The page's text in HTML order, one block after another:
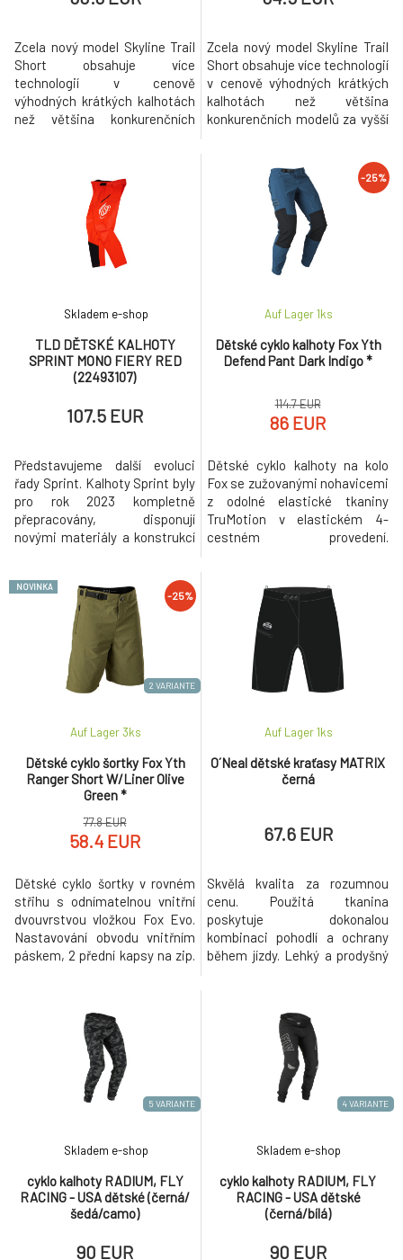
Zcela nový model Skyline Trail
Short obsahuje více
technologií v cenově
výhodných krátkých kalhotách
než většina konkurenčních
Trail Short s voděodolnou
úpravou Teflon EcoElite™ se
můžete vydat kamkoli.
Nastavitelné zapínání na
pásek, poklopec bez zipu a
Zcela nový model Skyline Trail
Short obsahuje více technologií
v cenově výhodných krátkých
kalhotách než většina
konkurenčních modelů za vyšší
Skyline Trail Short s
voděodolnou úpravou Teflon
EcoElite™ se můžete vydat
kamkoli. Nastavitelné zapínání
na pásek, poklopec bez zipu a
TLD DĚTSKÉ KALHOTY
SPRINT MONO FIERY RED
(22493107)
Skladem e-shop
107.5 EUR
Představujeme další evoluci
řady Sprint. Kalhoty Sprint byly
pro rok 2023 kompletně
přepracovány, disponují
novými materiály a konstrukcí
nástupci Sprint Ultra. Kalhoty
Sprint jsou vylepšeny o
prémiové prvky, jako je laserem
řezaná perforace, kapsy pro
uložení nezbytností, panely ze
-25%
Dětské cyklo kalhoty Fox Yth
Defend Pant Dark Indigo *
Auf Lager 1ks
114.7 EUR
86 EUR
Dětské cyklo kalhoty na kolo
Fox se zužovanými nohavicemi
z odolné elastické tkaniny
TruMotion v elastickém 4-
cestném provedení.
nohavice, odolný DWR zátěr
materiálu proti vodě a
znečištění, velká loga Fox na
bocích. Oproti obrázku je kapsa
na zip pouze na levé straně a
chybí perforování
2 VARIANTE
NOVINKA
-25%
Dětské cyklo šortky Fox Yth
Ranger Short W/Liner Olive
Green *
Auf Lager 3ks
77.8 EUR
58.4 EUR
Dětské cyklo šortky v rovném
střihu s odnímatelnou vnitřní
dvouvrstvou vložkou Fox Evo.
Nastavování obvodu vnitřním
páskem, 2 přední kapsy na zip.
vlhkost od těla, rychleji schne,
odolný DWR zátěr materiálu.
Složení vnějších kraťasů: 62%
polyamid nylon / 32% polyester
/ 6% elastan. Složení v
O´Neal dětské kraťasy MATRIX
černá
Auf Lager 1ks
67.6 EUR
Skvělá kvalita za rozumnou
cenu. Použitá tkanina
poskytuje dokonalou
kombinaci pohodlí a ochrany
během jízdy. Lehký a prodyšný
chrániče i při šlapání do pedálů.
Zapínání v pase Quad-Snap
využívá čtyři patentky pro
přesné nastavení. Jedna boční
kapsa na zip.
5 VARIANTE
cyklo kalhoty RADIUM, FLY
RACING - USA dětské (černá/
šedá/camo)
Skladem e-shop
90 EUR
4 VARIANTE
cyklo kalhoty RADIUM, FLY
RACING - USA dětské
(černá/bílá)
Skladem e-shop
90 EUR